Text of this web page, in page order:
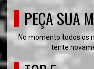
PEÇA SUA
No momento todos os
tente